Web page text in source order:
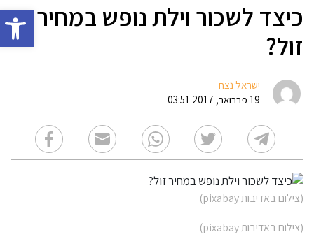
פתח כיצד לשכור וילת נופש במחיר
זול?
ישראל נצח
19 פברואר, 2017 03:51
(צילום באדיבות pixabay)
(צילום באדיבות pixabay)